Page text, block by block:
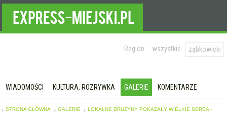
Region: wszystkie ząbkowicki
WIADOMOŚCI KULTURA, ROZRYWKA GALERIE KOMENTARZE
STRONA GŁÓWNA GALERIE
LOKALNE DRUŻYNY POKAZAŁY WIELKIE SERCA -